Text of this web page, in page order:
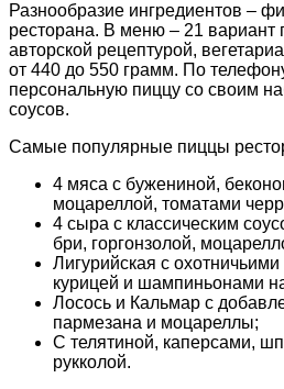
Разнообразие ингредиентов –
ресторана. В меню – 21 вариант
авторской рецептурой,
от 440 до 550 грамм. По
персональную пиццу со своим
соусов.
Самые популярные пиццы
4 мяса с бужениной,
моцареллой, томатами
4 сыра с классическим
бри, горгонзолой,
Лигурийская с
курицей и шампиньонами
Лосось и Кальмар с
пармезана и моцареллы;
С телятиной, каперсами,
рукколой.